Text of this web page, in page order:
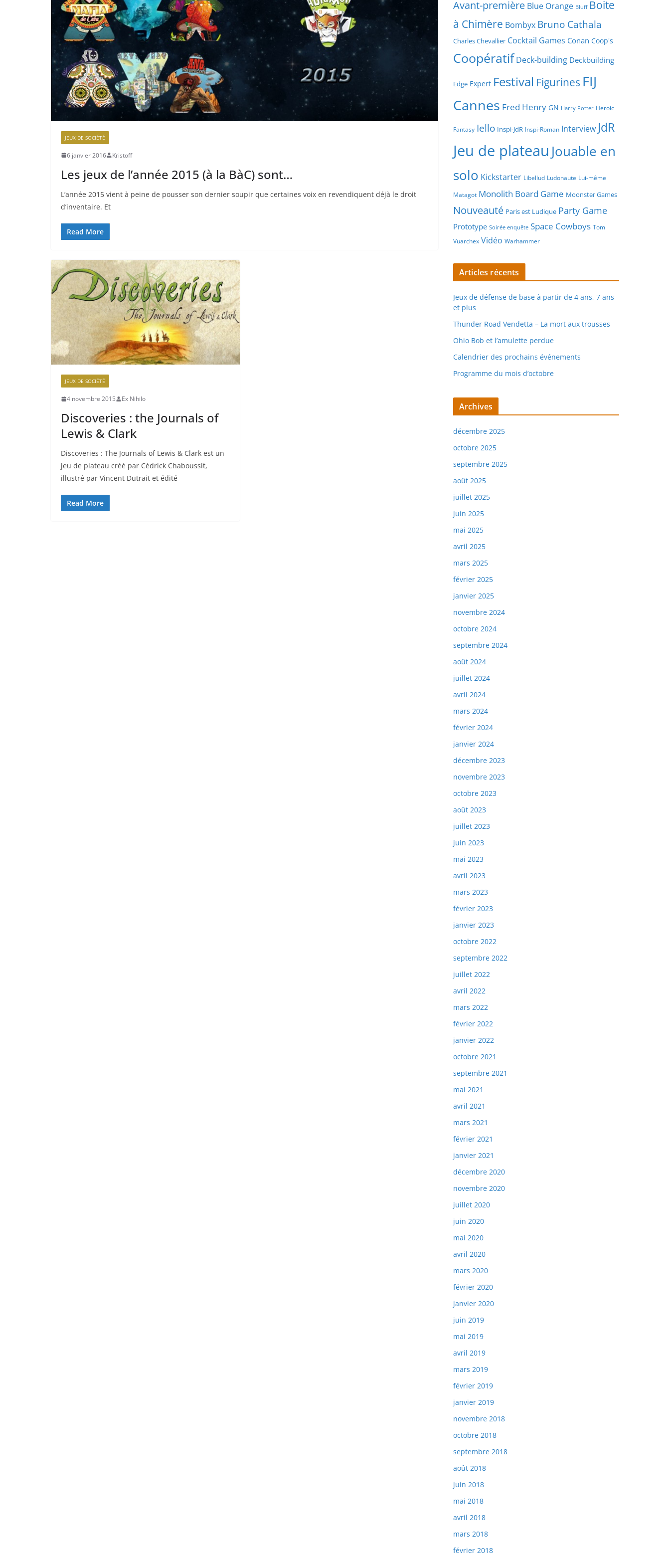
JEUX DE SOCIÉTÉ
6 janvier 2016 Kristoff
Les jeux de l’année 2015 (à la BàC) sont…
L’année 2015 vient à peine de pousser son dernier soupir que certaines voix en revendiquent déjà le droit
d’inventaire. Et
Read More
JEUX DE SOCIÉTÉ
4 novembre 2015 Ex Nihilo
Discoveries : the Journals of
Lewis & Clark
Discoveries : The Journals of Lewis & Clark est un
jeu de plateau créé par Cédrick Chaboussit,
illustré par Vincent Dutrait et édité
Read More
Avant-première Blue Orange Bluff Boite
à Chimère Bombyx Bruno Cathala
Charles Chevallier Cocktail Games Conan Coop's
Coopératif Deck-building Deckbuilding
Edge Expert Festival Figurines FIJ
Cannes Fred Henry GN Harry Potter Heroic
Fantasy Iello Inspi-JdR Inspi-Roman Interview JdR
Jeu de plateau Jouable en
solo Kickstarter Libellud Ludonaute Lui-même
Matagot Monolith Board Game Moonster Games
Nouveauté Paris est Ludique Party Game
Prototype Soirée enquête Space Cowboys Tom
Vuarchex Vidéo Warhammer
Articles récents
Jeux de défense de base à partir de 4 ans, 7 ans
et plus
Thunder Road Vendetta – La mort aux trousses
Ohio Bob et l’amulette perdue
Calendrier des prochains événements
Programme du mois d’octobre
Archives
décembre 2025
octobre 2025
septembre 2025
août 2025
juillet 2025
juin 2025
mai 2025
avril 2025
mars 2025
février 2025
janvier 2025
novembre 2024
octobre 2024
septembre 2024
août 2024
juillet 2024
avril 2024
mars 2024
février 2024
janvier 2024
décembre 2023
novembre 2023
octobre 2023
août 2023
juillet 2023
juin 2023
mai 2023
avril 2023
mars 2023
février 2023
janvier 2023
octobre 2022
septembre 2022
juillet 2022
avril 2022
mars 2022
février 2022
janvier 2022
octobre 2021
septembre 2021
mai 2021
avril 2021
mars 2021
février 2021
janvier 2021
décembre 2020
novembre 2020
juillet 2020
juin 2020
mai 2020
avril 2020
mars 2020
février 2020
janvier 2020
juin 2019
mai 2019
avril 2019
mars 2019
février 2019
janvier 2019
novembre 2018
octobre 2018
septembre 2018
août 2018
juin 2018
mai 2018
avril 2018
mars 2018
février 2018